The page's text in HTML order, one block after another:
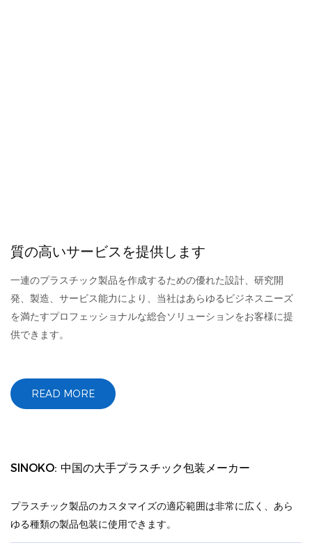
質の高いサービスを提供します
一連のプラスチック製品を作成するための優れた設計、研究開
発、製造、サービス能力により、当社はあらゆるビジネスニーズ
を満たすプロフェッショナルな総合ソリューションをお客様に提
供できます。
READ MORE
SINOKO: 中国の大手プラスチック包装メーカー
プラスチック製品のカスタマイズの適応範囲は非常に広く、あら
ゆる種類の製品包装に使用できます。